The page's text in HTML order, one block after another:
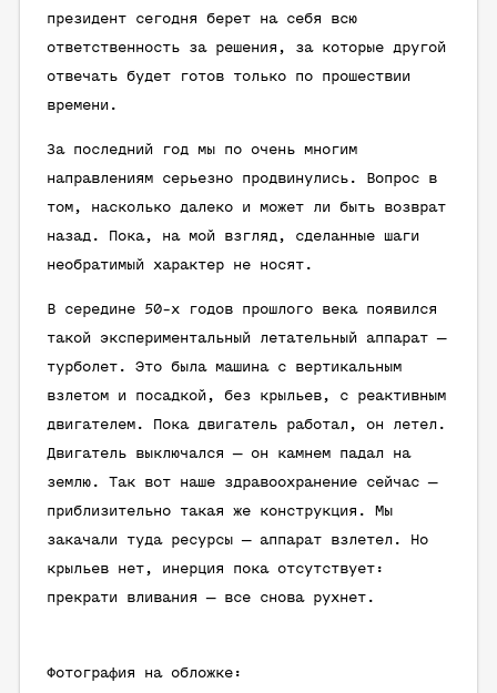
президент сегодня берет на себя всю
ответственность за решения, за которые другой
отвечать будет готов только по прошествии
времени.
За последний год мы по очень многим
направлениям серьезно продвинулись. Вопрос в
том, насколько далеко и может ли быть возврат
назад. Пока, на мой взгляд, сделанные шаги
необратимый характер не носят.
В середине 50-х годов прошлого века появился
такой экспериментальный летательный аппарат —
турболет. Это была машина с вертикальным
взлетом и посадкой, без крыльев, с реактивным
двигателем. Пока двигатель работал, он летел.
Двигатель выключался — он камнем падал на
землю. Так вот наше здравоохранение сейчас —
приблизительно такая же конструкция. Мы
закачали туда ресурсы — аппарат взлетел. Но
крыльев нет, инерция пока отсутствует:
прекрати вливания — все снова рухнет.
Фотография на обложке: